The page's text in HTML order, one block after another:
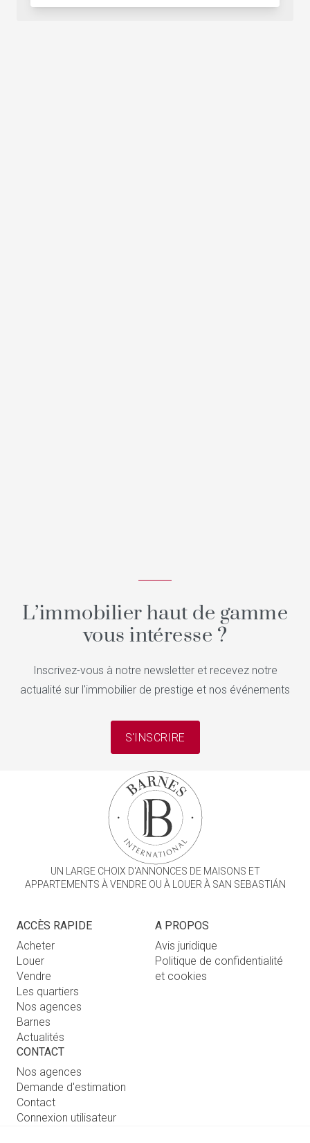
L’immobilier haut de gamme
vous intéresse ?
Inscrivez-vous à notre newsletter et recevez notre
actualité sur l'immobilier de prestige et nos événements
S'INSCRIRE
UN LARGE CHOIX D'ANNONCES DE MAISONS ET
APPARTEMENTS À VENDRE OU À LOUER À SAN SEBASTIÁN
ACCÈS RAPIDE
Acheter
Louer
Vendre
Les quartiers
Nos agences
Barnes
Actualités
A PROPOS
Avis juridique
Politique de confidentialité
et cookies
CONTACT
Nos agences
Demande d'estimation
Contact
Connexion utilisateur